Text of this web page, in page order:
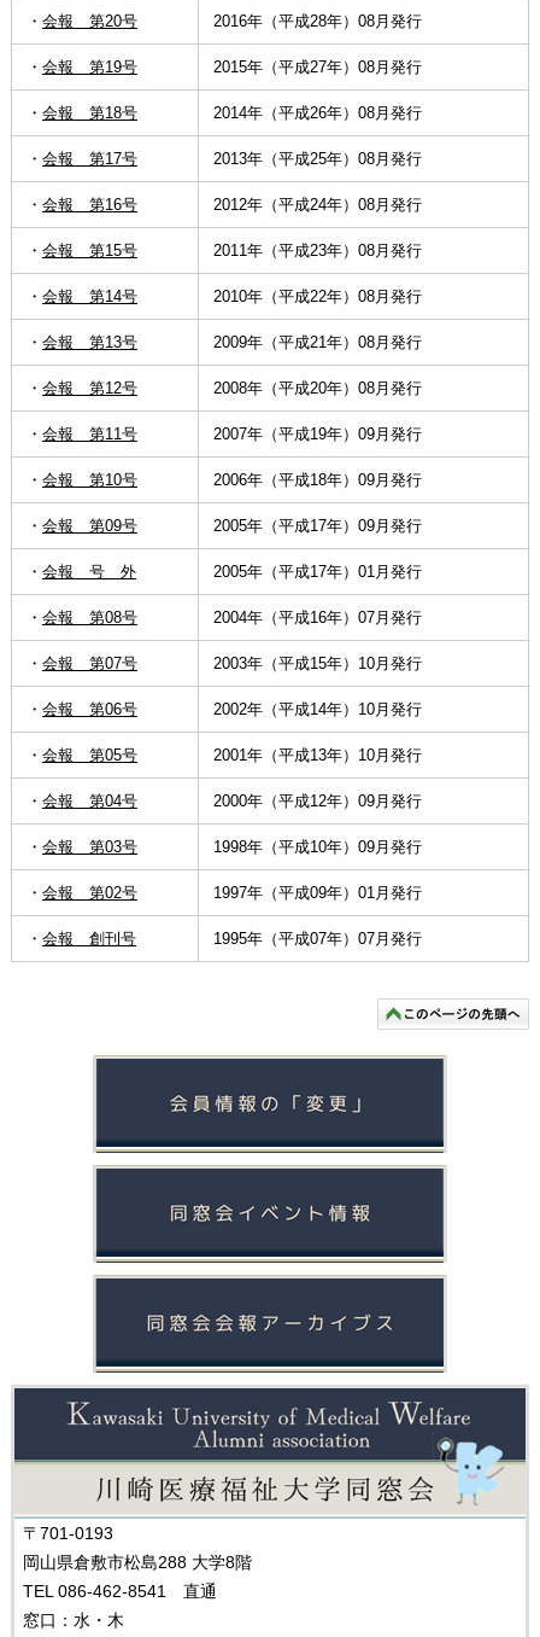
・ 会報 第20号 2016年（平成28年）08月発行
・ 会報 第19号 2015年（平成27年）08月発行
・ 会報 第18号 2014年（平成26年）08月発行
・ 会報 第17号 2013年（平成25年）08月発行
・ 会報 第16号 2012年（平成24年）08月発行
・ 会報 第15号 2011年（平成23年）08月発行
・ 会報 第14号 2010年（平成22年）08月発行
・ 会報 第13号 2009年（平成21年）08月発行
・ 会報 第12号 2008年（平成20年）08月発行
・ 会報 第11号 2007年（平成19年）09月発行
・ 会報 第10号 2006年（平成18年）09月発行
・ 会報 第09号 2005年（平成17年）09月発行
・ 会報 号 外 2005年（平成17年）01月発行
・ 会報 第08号 2004年（平成16年）07月発行
・ 会報 第07号 2003年（平成15年）10月発行
・ 会報 第06号 2002年（平成14年）10月発行
・ 会報 第05号 2001年（平成13年）10月発行
・ 会報 第04号 2000年（平成12年）09月発行
・ 会報 第03号 1998年（平成10年）09月発行
・ 会報 第02号 1997年（平成09年）01月発行
・ 会報 創刊号 1995年（平成07年）07月発行
〒701-0193
岡山県倉敷市松島288 大学8階
TEL 086-462-8541 直通
窓口：水・木